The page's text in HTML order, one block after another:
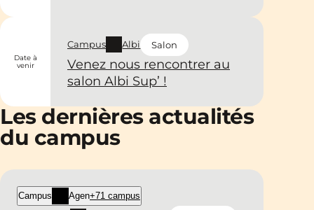
Venez nous rencontrer au
salon Albi Sup’ !
Campus Albi Salon
Date à
venir
Les dernières actualités
du campus
Campus Agen+71 campus